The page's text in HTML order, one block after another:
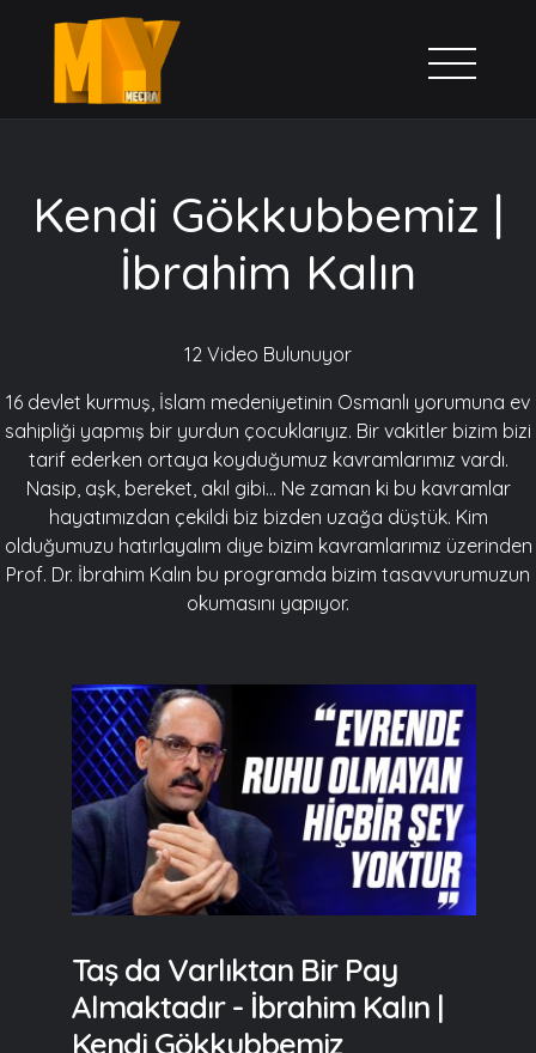
Kendi Gökkubbemiz |
İbrahim Kalın
12 Video Bulunuyor
16 devlet kurmuş, İslam medeniyetinin Osmanlı yorumuna ev
sahipliği yapmış bir yurdun çocuklarıyız. Bir vakitler bizim bizi
tarif ederken ortaya koyduğumuz kavramlarımız vardı.
Nasip, aşk, bereket, akıl gibi... Ne zaman ki bu kavramlar
hayatımızdan çekildi biz bizden uzağa düştük. Kim
olduğumuzu hatırlayalım diye bizim kavramlarımız üzerinden
Prof. Dr. İbrahim Kalın bu programda bizim tasavvurumuzun
okumasını yapıyor.
Taş da Varlıktan Bir Pay
Almaktadır - İbrahim Kalın |
Kendi Gökkubbemiz